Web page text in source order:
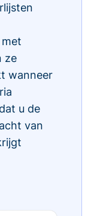
ze
wanneer
u de
van